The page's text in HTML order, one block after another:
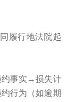
履行地法院起
事实→损失计
行为（如逾期